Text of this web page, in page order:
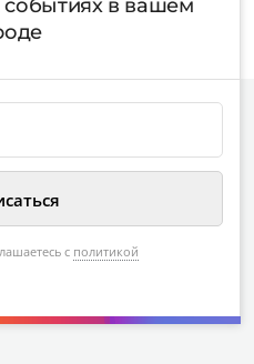
в вашем
с политикой